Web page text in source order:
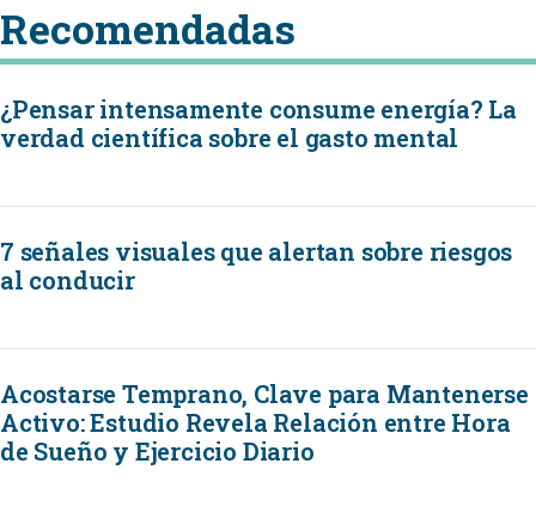
Recomendadas
¿Pensar intensamente consume energía? La
verdad científica sobre el gasto mental
7 señales visuales que alertan sobre riesgos
al conducir
Acostarse Temprano, Clave para Mantenerse
Activo: Estudio Revela Relación entre Hora
de Sueño y Ejercicio Diario